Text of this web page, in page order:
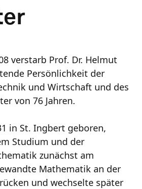
verstarb Prof. Dr. Helmut
Persönlichkeit der
und Wirtschaft und des
von 76 Jahren.
in St. Ingbert geboren,
Studium und der
zunächst am
Mathematik an der
und wechselte später